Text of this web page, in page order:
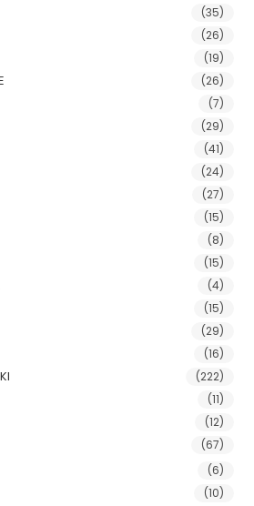
(35)
(26)
(19)
(26)
(7)
(29)
(41)
(24)
(27)
(15)
(8)
(15)
(4)
(15)
(29)
(16)
(222)
(11)
(12)
(67)
(6)
(10)